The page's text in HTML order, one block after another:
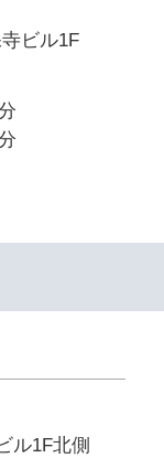
ビル1F
ル1F北側